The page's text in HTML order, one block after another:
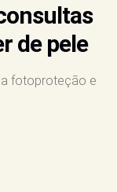
de pele
fotoproteção e